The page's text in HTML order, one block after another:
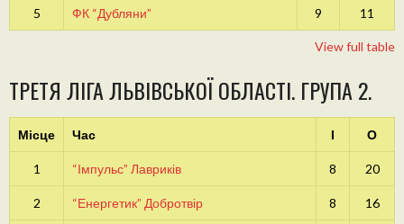
5 ФК “Дубляни” 9 11
View full table
ТРЕТЯ ЛІГА ЛЬВІВСЬКОЇ ОБЛАСТІ. ГРУПА 2.
Місце Час І О
1 “Імпульс” Лавриків 8 20
2 “Енергетик” Добротвір 8 16